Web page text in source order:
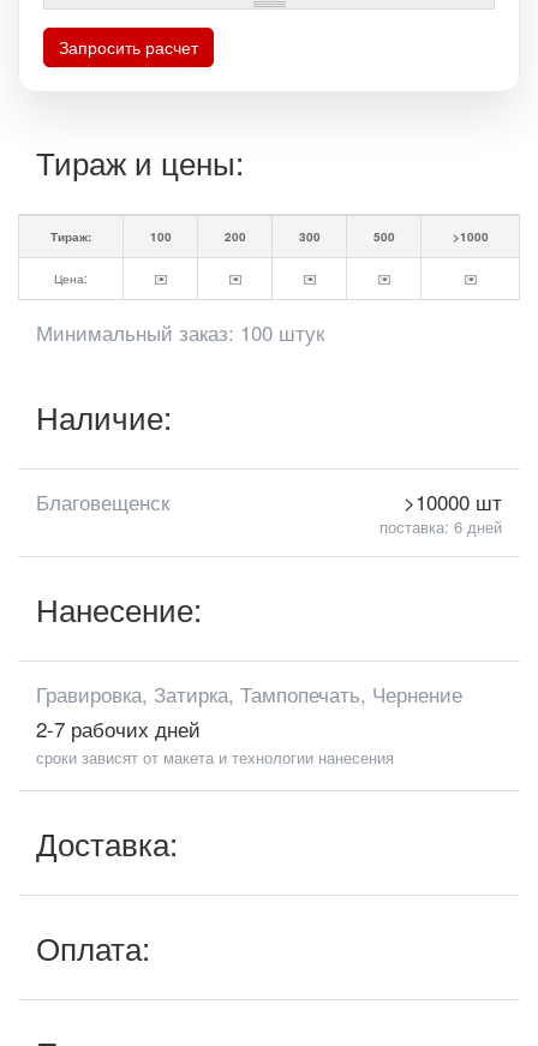
Запросить расчет
Тираж и цены:
Тираж: 100 200 300 500 >1000
Цена: ✉️ ✉️ ✉️ ✉️ ✉️
Минимальный заказ: 100 штук
Наличие:
Благовещенск >10000 шт
поставка: 6 дней
Нанесение:
Гравировка, Затирка, Тампопечать, Чернение
2-7 рабочих дней
сроки зависят от макета и технологии нанесения
Доставка:
Оплата: